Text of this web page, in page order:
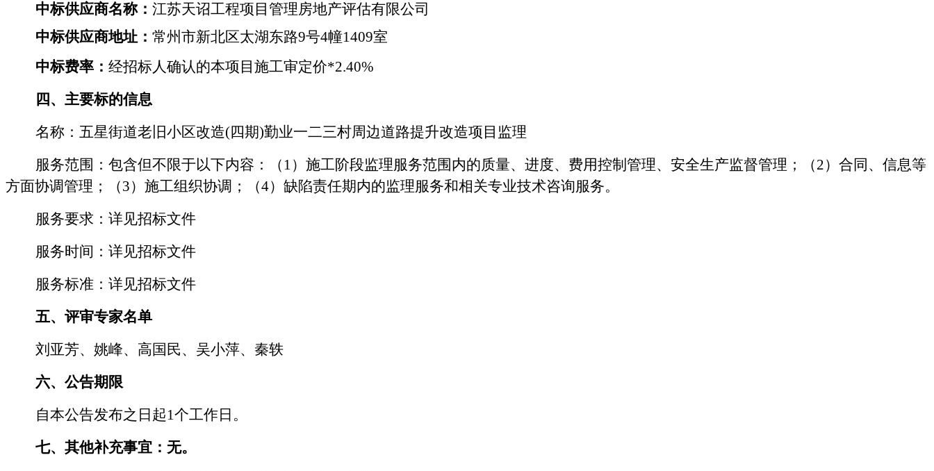
中标供应商名称： 江苏天诏工程项目管理房地产评估有限公司
中标供应商地址： 常州市新北区太湖东路9号4幢1409室
中标费率： 经招标人确认的本项目施工审定价*2.40%
四、主要标的信息
名称：五星街道老旧小区改造(四期)勤业一二三村周边道路提升改造项目 监理
服务范围：包含但不限于以下内容：（ 1）施工阶段监理服务范围内的质量、进度、费用控制管理、安全生产监督管理；（2）合同、信息等
方面协调管理；（3）施工组织协调；（4）缺陷责任期内的监理服务和相关专业技术咨询服务。
服务要求 ：详见招标文件
服务时间 ：详见招标文件
服务标准 ：详见招标文件
五、评审专家名单
刘亚芳、姚峰、高国民、吴小萍、秦轶
六、公告期限
自本公告发布之日起1个工作日。
七、其他补充事宜：无。